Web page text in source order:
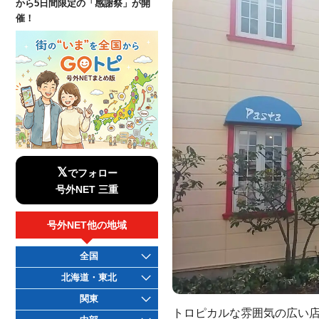
トロピカルな雰囲気の広い
から5日間限定の「感謝祭」が開
催！
𝕏でフォロー
号外NET 三重
号外NET他の地域
全国
北海道・東北
関東